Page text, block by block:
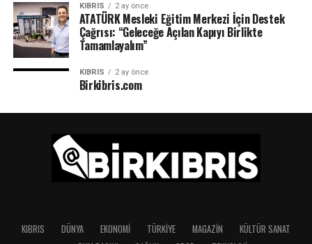
KIBRIS 2 ay önce
ATATÜRK Mesleki Eğitim Merkezi İçin Destek
Çağrısı: “Geleceğe Açılan Kapıyı Birlikte
Tamamlayalım”
KIBRIS 2 ay önce
Birkibris.com
KIBRIS DÜNYA EKONOMI TÜRKIYE MAGAZIN
KÜLTÜR SANAT